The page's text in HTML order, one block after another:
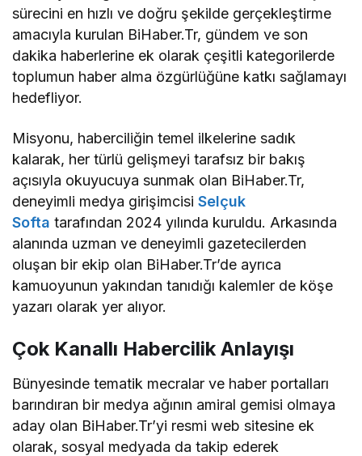
sürecini en hızlı ve doğru şekilde gerçekleştirme
amacıyla kurulan BiHaber.Tr, gündem ve son
dakika haberlerine ek olarak çeşitli kategorilerde
toplumun haber alma özgürlüğüne katkı sağlamayı
hedefliyor.
Misyonu, haberciliğin temel ilkelerine sadık
kalarak, her türlü gelişmeyi tarafsız bir bakış
açısıyla okuyucuya sunmak olan BiHaber.Tr,
deneyimli medya girişimcisiSelçuk
Softa tarafından 2024 yılında kuruldu. Arkasında
alanında uzman ve deneyimli gazetecilerden
oluşan bir ekip olan BiHaber.Tr’de ayrıca
kamuoyunun yakından tanıdığı kalemler de köşe
yazarı olarak yer alıyor.
Çok Kanallı Habercilik Anlayışı
Bünyesinde tematik mecralar ve haber portalları
barındıran bir medya ağının amiral gemisi olmaya
aday olan BiHaber.Tr’yi resmi web sitesine ek
olarak, sosyal medyada da takip ederek